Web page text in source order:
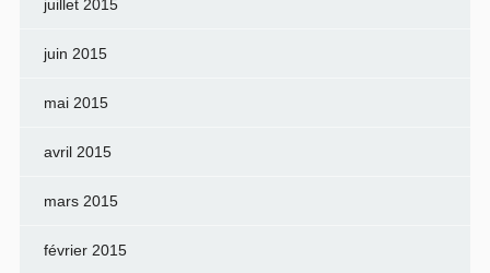
juillet 2015
juin 2015
mai 2015
avril 2015
mars 2015
février 2015